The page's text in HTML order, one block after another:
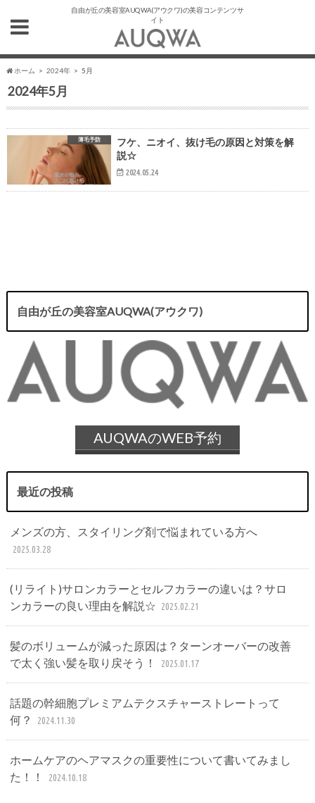
自由が丘の美容室AUQWA(アウクワ)の美容コンテンツサ
イト
ホーム 2024年 5月
2024年5月
薄毛予防
フケ、ニオイ、抜け毛の原因と対策を解
説☆
2024.05.24
自由が丘の美容室AUQWA(アウクワ)
AUQWAのWEB予約
最近の投稿
メンズの方、スタイリング剤で悩まれている方へ
2025.03.28
(リライト)サロンカラーとセルフカラーの違いは？サロ
ンカラーの良い理由を解説☆ 2025.02.21
髪のボリュームが減った原因は？ターンオーバーの改善
で太く強い髪を取り戻そう！
2025.01.17
話題の幹細胞プレミアムテクスチャーストレートって
何？
2024.11.30
ホームケアのヘアマスクの重要性について書いてみまし
た！！
2024.10.18